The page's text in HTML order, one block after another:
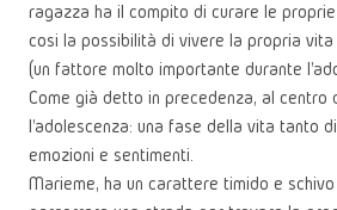
ragazza ha il compito di curare le
cosi la possibilità di vivere la propria vita
(un fattore molto importante durante
Come già detto in precedenza, al centro
l'adolescenza: una fase della vita tanto
emozioni e sentimenti.
Marieme, ha un carattere timido e